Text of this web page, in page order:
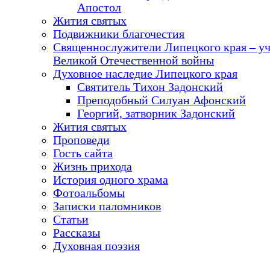
Апостол
Жития святых
Подвижники благочестия
Священнослужители Липецкого края –
Великой Отечественной войны
Духовное наследие Липецкого края
Святитель Тихон Задонский
Преподобный Силуан Афонский
Георгий, затворник Задонский
Жития святых
Проповеди
Гость сайта
Жизнь прихода
История одного храма
Фотоальбомы
Записки паломников
Статьи
Рассказы
Духовная поэзия